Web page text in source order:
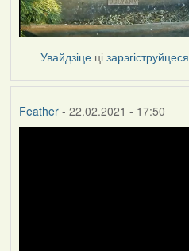
Увайдзіце цізарэгіструйцеся
Feather- 22.02.2021 - 17:50